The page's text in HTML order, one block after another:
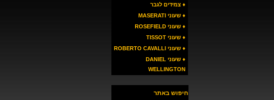
♦ צמידים לגבר
♦ שעוני MASERATI
♦ שעוני ROSEFIELD
♦ שעוני TISSOT
♦ שעוני ROBERTO CAVALLI
♦ שעוני DANIEL
WELLINGTON
חיפוש באתר